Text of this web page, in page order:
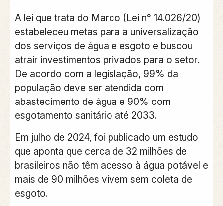
A lei que trata do Marco (Lei n° 14.026/20)
estabeleceu metas para a universalização
dos serviços de água e esgoto e buscou
atrair investimentos privados para o setor.
De acordo com a legislação, 99% da
população deve ser atendida com
abastecimento de água e 90% com
esgotamento sanitário até 2033.
Em julho de 2024, foi publicado um estudo
que aponta que cerca de 32 milhões de
brasileiros não têm acesso à água potável e
mais de 90 milhões vivem sem coleta de
esgoto.